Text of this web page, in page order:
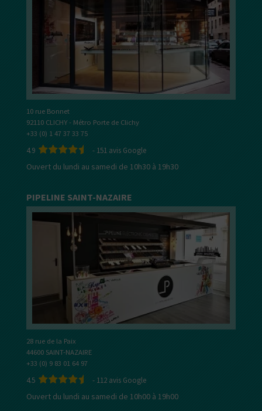
10 rue Bonnet
92110 CLICHY - Métro Porte de Clichy
+33 (0) 1 47 37 33 75
4.9 - 151 avis Google
Ouvert du lundi au samedi de 10h30 à 19h30
PIPELINE SAINT-NAZAIRE
28 rue de la Paix
44600 SAINT-NAZAIRE
+33 (0) 9 83 01 64 97
4.5 - 112 avis Google
Ouvert du lundi au samedi de 10h00 à 19h00